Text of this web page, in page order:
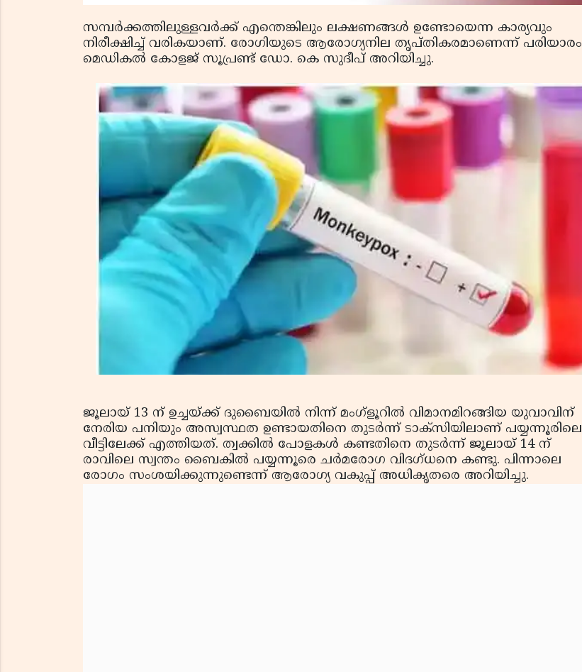
സമ്പര്‍ക്കത്തിലുള്ളവര്‍ക്ക് എന്തെങ്കിലും ലക്ഷണങ്ങള്‍ ഉണ്ടോയെന്ന കാര്യവും
നിരീക്ഷിച്ച് വരികയാണ്. രോഗിയുടെ ആരോഗ്യനില തൃപ്തികരമാണെന്ന് പരിയാരം
മെഡികല്‍ കോളജ് സൂപ്രണ്ട് ഡോ. കെ സുദീപ് അറിയിച്ചു.
ജൂലായ് 13 ന് ഉച്ചയ്ക്ക് ദുബൈയില്‍ നിന്ന് മംഗ്‌ളൂറില്‍ വിമാനമിറങ്ങിയ യുവാവിന്
നേരിയ പനിയും അസ്വസ്ഥത ഉണ്ടായതിനെ തുടര്‍ന്ന് ടാക്‌സിയിലാണ് പയ്യന്നൂരിലെ
വീട്ടിലേക്ക് എത്തിയത്. ത്വക്കില്‍ പോളകള്‍ കണ്ടതിനെ തുടര്‍ന്ന് ജൂലായ് 14 ന്
രാവിലെ സ്വന്തം ബൈകില്‍ പയ്യന്നൂരെ ചര്‍മരോഗ വിദഗ്ധനെ കണ്ടു. പിന്നാലെ
രോഗം സംശയിക്കുന്നുണ്ടെന്ന് ആരോഗ്യ വകുപ്പ് അധികൃതരെ അറിയിച്ചു.